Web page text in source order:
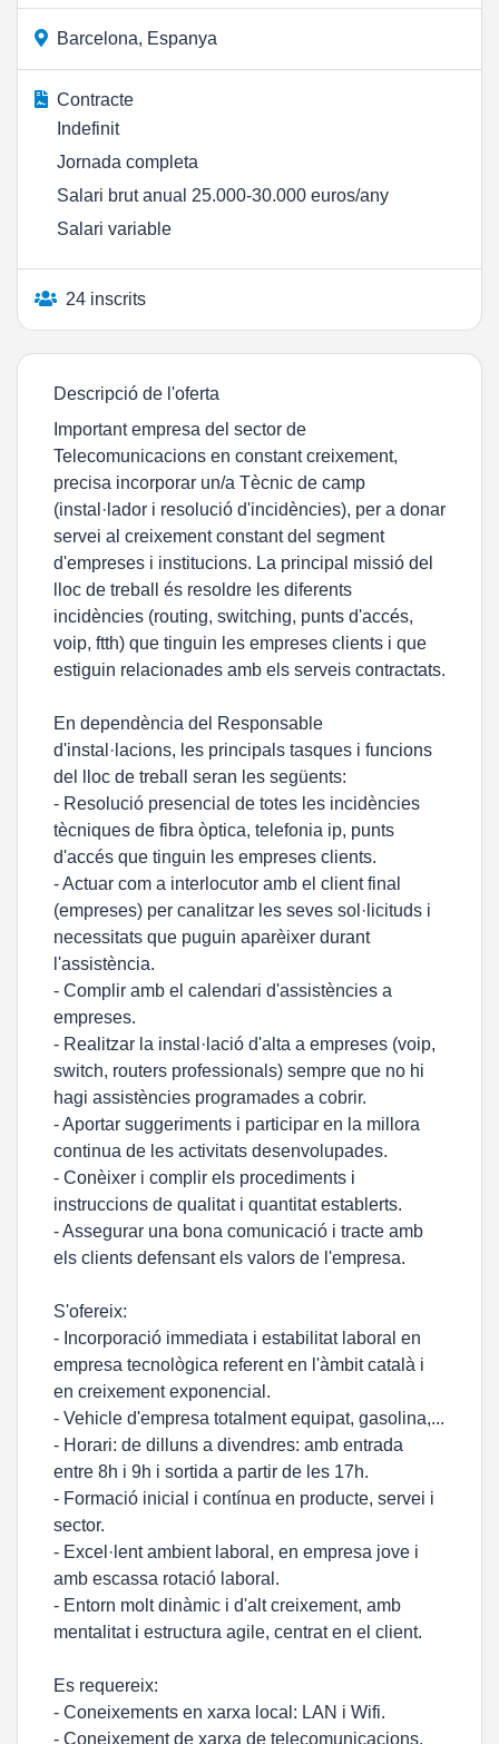
Barcelona, Espanya
Contracte
Indefinit
Jornada completa
Salari brut anual 25.000-30.000 euros/any
Salari variable
24 inscrits
Descripció de l'oferta
Important empresa del sector de
Telecomunicacions en constant creixement,
precisa incorporar un/a Tècnic de camp
(instal·lador i resolució d'incidències), per a donar
servei al creixement constant del segment
d'empreses i institucions. La principal missió del
lloc de treball és resoldre les diferents
incidències (routing, switching, punts d'accés,
voip, ftth) que tinguin les empreses clients i que
estiguin relacionades amb els serveis contractats.
En dependència del Responsable
d'instal·lacions, les principals tasques i funcions
del lloc de treball seran les següents:
- Resolució presencial de totes les incidències
tècniques de fibra òptica, telefonia ip, punts
d'accés que tinguin les empreses clients.
- Actuar com a interlocutor amb el client final
(empreses) per canalitzar les seves sol·licituds i
necessitats que puguin aparèixer durant
l'assistència.
- Complir amb el calendari d'assistències a
empreses.
- Realitzar la instal·lació d'alta a empreses (voip,
switch, routers professionals) sempre que no hi
hagi assistències programades a cobrir.
- Aportar suggeriments i participar en la millora
continua de les activitats desenvolupades.
- Conèixer i complir els procediments i
instruccions de qualitat i quantitat establerts.
- Assegurar una bona comunicació i tracte amb
els clients defensant els valors de l'empresa.
S'ofereix:
- Incorporació immediata i estabilitat laboral en
empresa tecnològica referent en l'àmbit català i
en creixement exponencial.
- Vehicle d'empresa totalment equipat, gasolina,...
- Horari: de dilluns a divendres: amb entrada
entre 8h i 9h i sortida a partir de les 17h.
- Formació inicial i contínua en producte, servei i
sector.
- Excel·lent ambient laboral, en empresa jove i
amb escassa rotació laboral.
- Entorn molt dinàmic i d'alt creixement, amb
mentalitat i estructura agile, centrat en el client.
Es requereix:
- Coneixements en xarxa local: LAN i Wifi.
- Coneixement de xarxa de telecomunicacions.